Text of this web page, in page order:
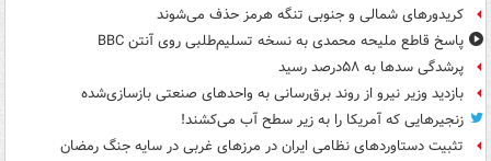
کریدورهای شمالی و جنوبی تنگه هرمز حذف می‌شوند
پاسخ قاطع ملیحه محمدی به نسخه تسلیم‌طلبی روی آنتن BBC
پرشدگی سدها به ۵۸درصد رسید
بازدید وزیر نیرو از روند برق‌رسانی به واحدهای صنعتی بازسازی‌شده
زنجیرهایی که آمریکا را به زیر سطح آب می‌کشند!
تثبیت دستاوردهای نظامی ایران در مرزهای غربی در سایه جنگ رمضان